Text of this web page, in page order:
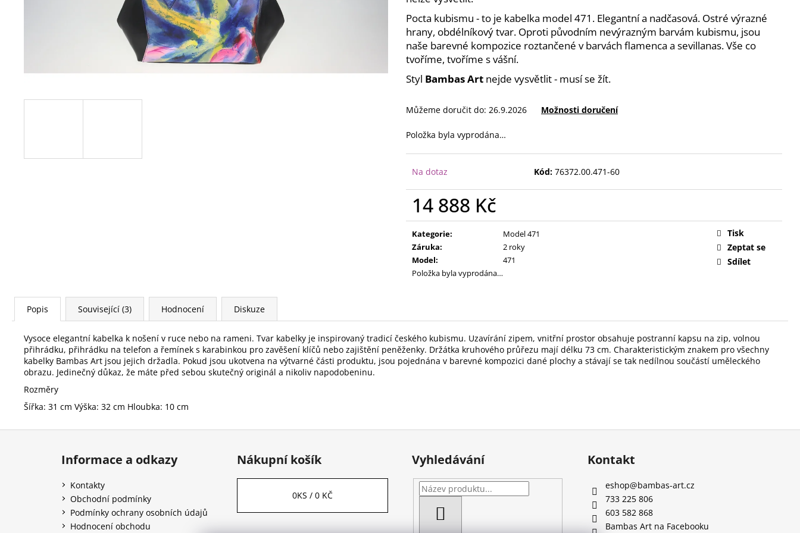
Pocta kubismu - to je kabelka model 471. Elegantní a nadčasová. Ostré výrazné
hrany, obdélníkový tvar. Oproti původním nevýrazným barvám kubismu, jsou
naše barevné kompozice roztančené v barvách flamenca a sevillanas. Vše co
tvoříme, tvoříme s vášní.
Styl Bambas Art nejde vysvětlit - musí se žít.
Můžeme doručit do: 26.9.2026 Možnosti doručení
Položka byla vyprodána…
Na dotaz Kód: 76372.00.471-60
14 888 Kč
Měrná
cena:
Kategorie:
Model 471
Záruka:
2 roky
Model:
471
Položka byla vyprodána…
Tisk
Zeptat se
Sdílet
Popis Související (3) Hodnocení Diskuze
Vysoce elegantní kabelka k nošení v ruce nebo na rameni. Tvar kabelky je inspirovaný tradicí českého kubismu. Uzavírání zipem, vnitřní prostor obsahuje postranní kapsu na zip, volnou
přihrádku, přihrádku na telefon a řemínek s karabinkou pro zavěšení klíčů nebo zajištění peněženky. Držátka kruhového průřezu mají délku 73 cm. Charakteristickým znakem pro všechny
kabelky Bambas Art jsou jejich držadla. Pokud jsou ukotvena na výtvarné části produktu, jsou pojednána v barevné kompozici dané plochy a stávají se tak nedílnou součástí uměleckého
obrazu. Jedinečný důkaz, že máte před sebou skutečný originál a nikoliv napodobeninu.
Rozměry
Šířka: 31 cm Výška: 32 cm Hloubka: 10 cm
Z
Informace a odkazy
Kontakty
Obchodní podmínky
Podmínky ochrany osobních údajů
Hodnocení obchodu
Nákupní košík
0KS / 0 KČ
Vyhledávání Kontakt
eshop@bambas-art.cz
733 225 806
603 582 868
Bambas Art na Facebooku